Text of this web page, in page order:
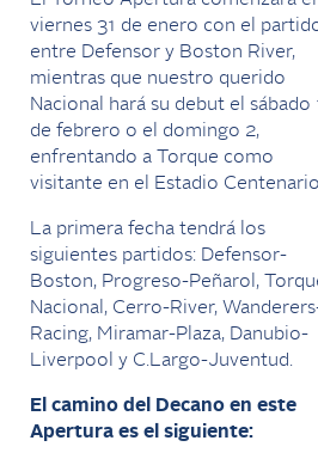
viernes 31 de enero con el
entre Defensor y Boston River,
mientras que nuestro querido
Nacional hará su debut el sábado
de febrero o el domingo 2,
enfrentando a Torque como
visitante en el Estadio
La primera fecha tendrá los
siguientes partidos: Defensor-
Boston, Progreso-Peñarol,
Nacional, Cerro-River,
Racing, Miramar-Plaza, Danubio-
Liverpool y C.Largo-Juventud.
El camino del Decano en este
Apertura es el siguiente: